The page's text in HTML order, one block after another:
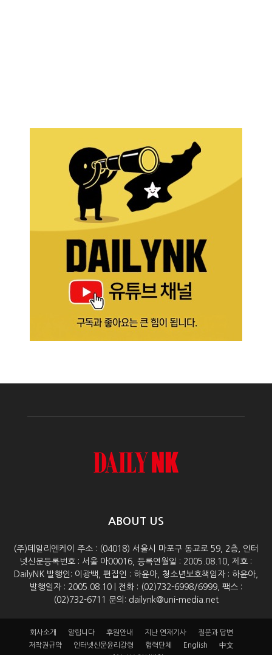
ABOUT US
(주)데일리엔케이 주소 : (04018) 서울시 마포구 동교로 59, 2층, 인터
넷신문등록번호 : 서울 아00016, 등록연월일 : 2005.08.10, 제호 :
DailyNK 발행인: 이광백, 편집인 : 하윤아, 청소년보호책임자 : 하윤아,
발행일자 : 2005.08.10 | 전화 : (02)732-6998/6999, 팩스 :
(02)732-6711 문의: dailynk@uni-media.net
회사소개 알립니다 후원안내 지난 연재기사
질문과 답변
저작권규약
인터넷신문윤리강령 협력단체 English
中文